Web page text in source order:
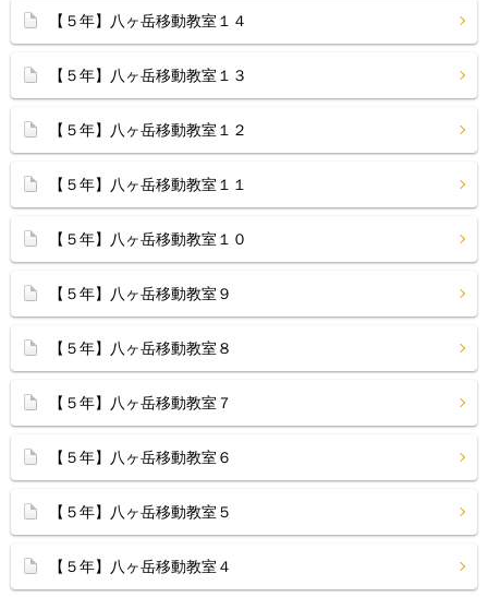
【５年】八ヶ岳移動教室１４
【５年】八ヶ岳移動教室１３
【５年】八ヶ岳移動教室１２
【５年】八ヶ岳移動教室１１
【５年】八ヶ岳移動教室１０
【５年】八ヶ岳移動教室９
【５年】八ヶ岳移動教室８
【５年】八ヶ岳移動教室７
【５年】八ヶ岳移動教室６
【５年】八ヶ岳移動教室５
【５年】八ヶ岳移動教室４